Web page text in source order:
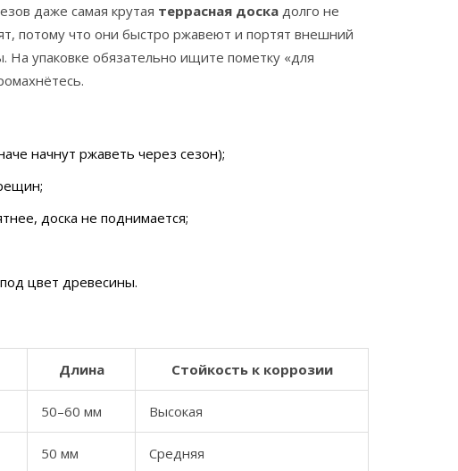
даже самая крутая террасная доска долго не
потому что они быстро ржавеют и портят внешний
упаковке обязательно ищите пометку «для
начнут ржаветь через сезон);
доска не поднимается;
цвет древесины.
Длина Стойкость к коррозии
50–60 мм Высокая
50 мм Средняя